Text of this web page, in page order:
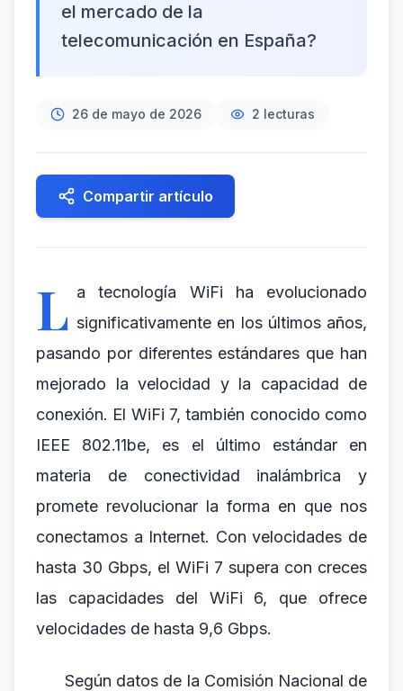
el mercado de la
telecomunicación en España?
26 de mayo de 2026 2 lecturas
Compartir artículo
L a tecnología WiFi ha evolucionado
significativamente en los últimos años,
pasando por diferentes estándares que han
mejorado la velocidad y la capacidad de
conexión. El WiFi 7, también conocido como
IEEE 802.11be, es el último estándar en
materia de conectividad inalámbrica y
promete revolucionar la forma en que nos
conectamos a Internet. Con velocidades de
hasta 30 Gbps, el WiFi 7 supera con creces
las capacidades del WiFi 6, que ofrece
velocidades de hasta 9,6 Gbps.
Según datos de la Comisión Nacional de